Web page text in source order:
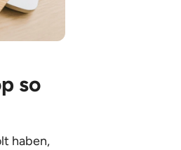
so
haben,